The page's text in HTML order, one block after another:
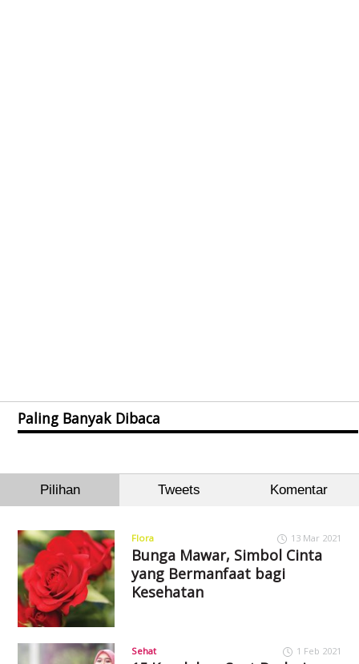
Paling Banyak Dibaca
Pilihan Tweets Komentar
Flora 13 Mar 2021
Bunga Mawar, Simbol Cinta
yang Bermanfaat bagi
Kesehatan
Sehat 1 Feb 2021